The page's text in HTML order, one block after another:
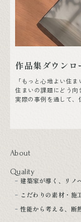
作品集ダウンロ
「もっと心地よい住ま
住まいの課題にどう向
実際の事例を通して、
About
Quality
建築家が導く、リノ
こだわりの素材・施
性能から考える、断